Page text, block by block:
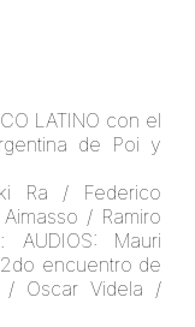
LATINO con el
de Poi y
Ra / Federico
/ Ramiro
Mauri
2do encuentro de
/ Oscar Videla /